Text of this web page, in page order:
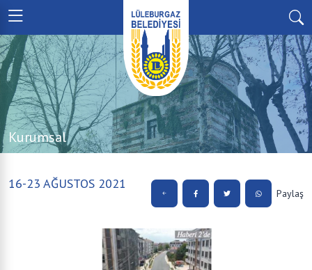
Kurumsal
16-23 AĞUSTOS 2021
Paylaş